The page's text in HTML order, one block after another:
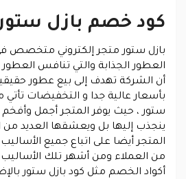
كود خصم بازل
بازل ستور متجر إلكتروني متخصص
العطور الجذابة والتي تنافس العطور
أن الشركة تهدف إلى بيع عطور
بأسعار عالية جدا و التخفيضات
ستور ، حيث يوفر المتجر أجمل وأفخم
ينجذب إليها بل ويعشقها العديد من
المتجر أيضا على اتباع جميع
من العملاء ومن أشهر تلك
أكواد الخصم مثل كود بازل ستور